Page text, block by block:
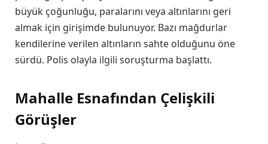
büyük çoğunluğu, paralarını veya altınlarını geri
almak için girişimde bulunuyor. Bazı mağdurlar
kendilerine verilen altınların sahte olduğunu öne
sürdü. Polis olayla ilgili soruşturma başlattı.
Mahalle Esnafından Çelişkili
Görüşler